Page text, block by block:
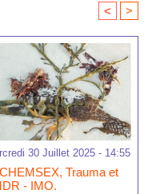
< >
30 Juillet 2025 - 14:55
CHEMSEX, Trauma et
- IMO.